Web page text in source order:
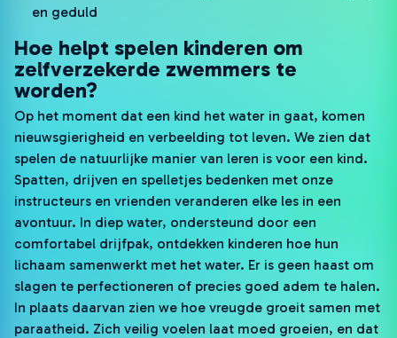
en geduld
Hoe helpt spelen kinderen om
zelfverzekerde zwemmers te
worden?
Op het moment dat een kind het water in gaat, komen
nieuwsgierigheid en verbeelding tot leven. We zien dat
spelen de natuurlijke manier van leren is voor een kind.
Spatten, drijven en spelletjes bedenken met onze
instructeurs en vrienden veranderen elke les in een
avontuur. In diep water, ondersteund door een
comfortabel drijfpak, ontdekken kinderen hoe hun
lichaam samenwerkt met het water. Er is geen haast om
slagen te perfectioneren of precies goed adem te halen.
In plaats daarvan zien we hoe vreugde groeit samen met
paraatheid. Zich veilig voelen laat moed groeien, en dat